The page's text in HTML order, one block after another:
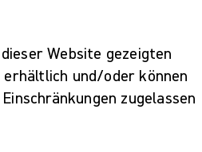
Website gezeigten
und/oder können
zugelassen